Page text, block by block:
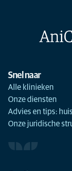
Snel naar
Alle klinieken
Onze diensten
Advies en tips:
Onze juridische